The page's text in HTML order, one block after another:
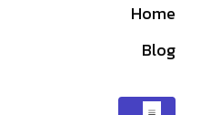
Home
Blog